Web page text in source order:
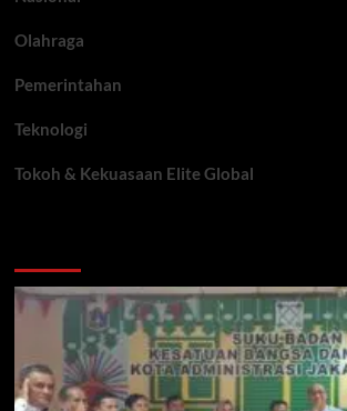
Olahraga
Pemerintahan
Teknologi
Tokoh & Kekuasaan Elite Global